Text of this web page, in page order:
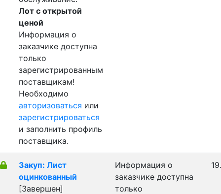
Лот с открытой
ценой
Информация о
заказчике доступна
только
зарегистрированным
поставщикам!
Необходимо
авторизоваться или
зарегистрироваться
и заполнить профиль
поставщика.
Закуп: Лист
оцинкованный
[Завершен]
Информация о
заказчике доступна
только